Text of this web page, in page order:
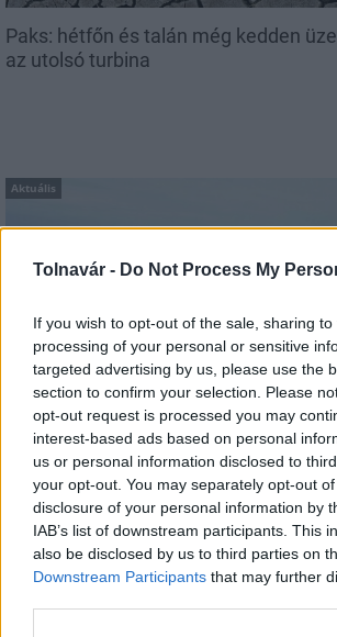
Tolnavár - Do Not Process My
If you wish to opt-out of the sale, sharing
processing of your personal or sensitive
targeted advertising by us, please use the
section to confirm your selection. Please
opt-out request is processed you may
interest-based ads based on personal
us or personal information disclosed to
your opt-out. You may separately opt-out
disclosure of your personal information by
IAB’s list of downstream participants. This
also be disclosed by us to third parties on
Downstream Participants that may further
Paks: hétfőn és talán még kedden
az utolsó turbina
Aktuális
Az atomerőmű egyetlen hatása a
Duna vizét némileg felmelegíti
MAGYAR ÉPÍTŐK